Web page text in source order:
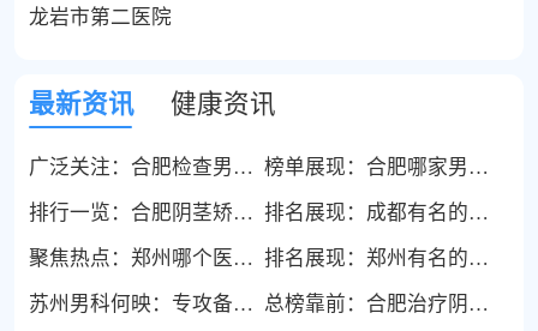
龙岩市第二医院
最新资讯 健康资讯
广泛关注：合肥检查男人不育医院哪家好“专题速览”合肥看男性不孕不育医院哪个医院好
榜单展现：合肥哪家男科医院排名靠前“排名透露”合肥有名的男科是哪家医院
排行一览：合肥阴茎矫正手术哪里医院做比较好“全新公布”合肥男性生殖矫正手术多少钱
排名展现：成都有名的男科“TOP排名”成都青羊普济经方堂是正规机构吗
聚焦热点：郑州哪个医院看男科好“今日解答”郑州博大泌尿医院好不好
排名展现：郑州有名的男科“TOP排名”郑州博大医院男科是正规医院吗
苏州男科何映：专攻备孕两年以上未育伴精液指标异常
总榜靠前：合肥治疗阴茎弯曲畸形医院哪家技术好“疾病问诊”2026合肥阴茎弯曲矫正多少钱